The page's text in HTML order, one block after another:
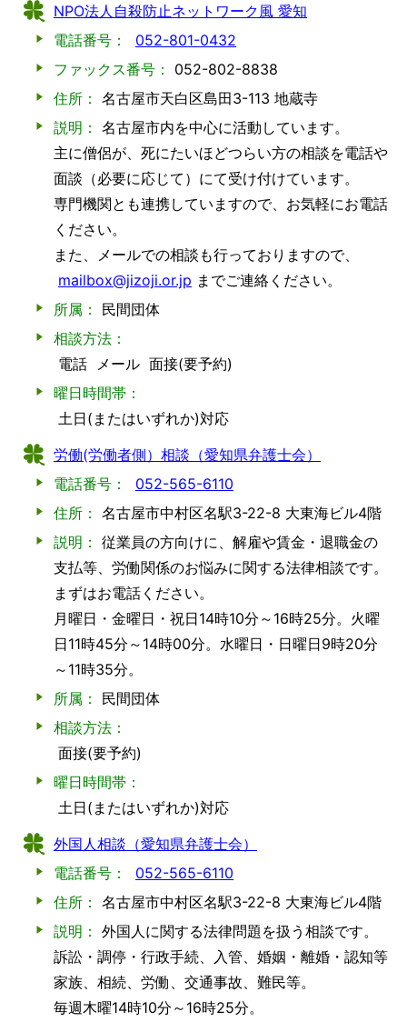
NPO法人自殺防止ネットワーク風 愛知
電話番号：
052-801-0432
ファックス番号：
052-802-8838
住所： 名古屋市天白区島田3-113 地蔵寺
説明： 名古屋市内を中心に活動しています。
主に僧侶が、死にたいほどつらい方の相談を電話や
面談（必要に応じて）にて受け付けています。
専門機関とも連携していますので、お気軽にお電話
ください。
また、メールでの相談も行っておりますので、
mailbox@jizoji.or.jp までご連絡ください。
所属：
民間団体
相談方法：
電話
メール 面接(要予約)
曜日時間帯：
土日(またはいずれか)対応
労働(労働者側）相談（愛知県弁護士会）
電話番号：
052-565-6110
住所： 名古屋市中村区名駅3-22-8 大東海ビル4階
説明： 従業員の方向けに、解雇や賃金・退職金の
支払等、労働関係のお悩みに関する法律相談です。
まずはお電話ください。
月曜日・金曜日・祝日14時10分～16時25分。火曜
日11時45分～14時00分。水曜日・日曜日9時20分
～11時35分。
所属：
民間団体
相談方法：
面接(要予約)
曜日時間帯：
土日(またはいずれか)対応
外国人相談（愛知県弁護士会）
電話番号：
052-565-6110
住所： 名古屋市中村区名駅3-22-8 大東海ビル4階
説明： 外国人に関する法律問題を扱う相談です。
訴訟・調停・行政手続、入管、婚姻・離婚・認知等
家族、相続、労働、交通事故、難民等。
毎週木曜14時10分～16時25分。